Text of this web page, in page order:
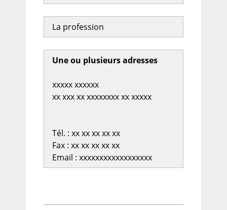
La profession
Une ou plusieurs adresses
xxxxx xxxxxx
xx xxx xx xxxxxxxx xx xxxxx
Tél. : xx xx xx xx xx
Fax : xx xx xx xx xx
Email : xxxxxxxxxxxxxxxxxx